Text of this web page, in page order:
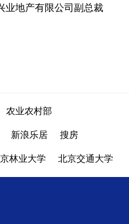
业地产有限公司副总裁
农业农村部
新浪乐居 搜房
林业大学 北京交通大学